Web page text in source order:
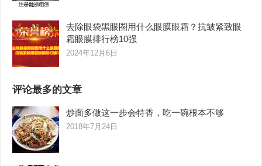
去除眼袋黑眼圈用什么眼膜眼霜？抗皱紧致眼
霜眼膜排行榜10强
2024年12月6日
评论最多的文章
炒面多做这一步会特香，吃一碗根本不够
2018年7月24日